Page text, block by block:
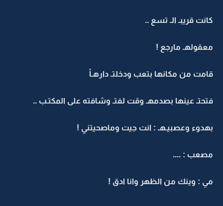
كانت قريبـ الـ تسع ..
معقولهـ مارجع !
قامت من مكانها بتعب ودخلتـ دارهـأ
فتحتـ عينها بصدمهـ وقت لفتـ وشافته على المكتـب ..
بهدوء وعصبيـهـ : انت جيت وماصحيتني !
مصعب : ....
مي : وينك من الظهر وانا ادق !